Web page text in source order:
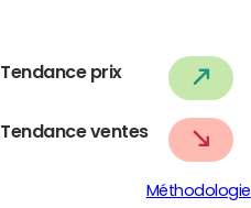
Tendance prix
Tendance ventes
Méthodologie